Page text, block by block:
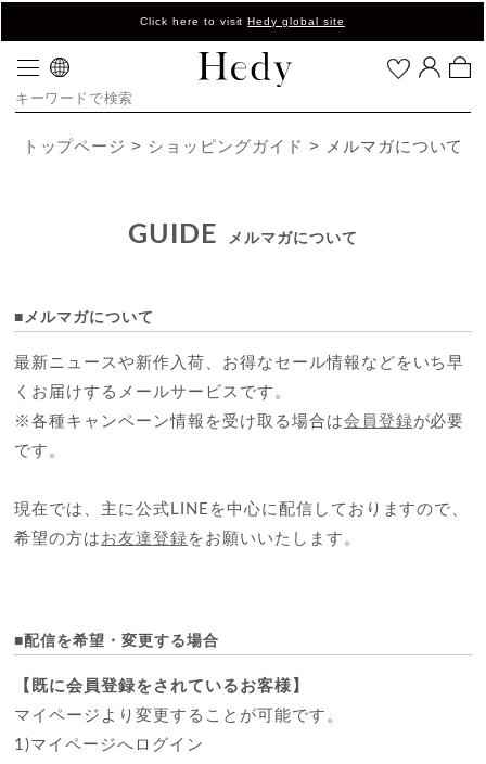
Click here to visitHedy global site
トップページ ショッピングガイド メルマガについて
GUIDE メルマガについて
■メルマガについて
最新ニュースや新作入荷、お得なセール情報などをいち早
くお届けするメールサービスです。
※各種キャンペーン情報を受け取る場合は会員登録が必要
です。
現在では、主に公式LINEを中心に配信しておりますので、
希望の方は お友達登録 をお願いいたします。
■配信を希望・変更する場合
【既に会員登録をされているお客様】
マイページより変更することが可能です。
1)マイページへログイン